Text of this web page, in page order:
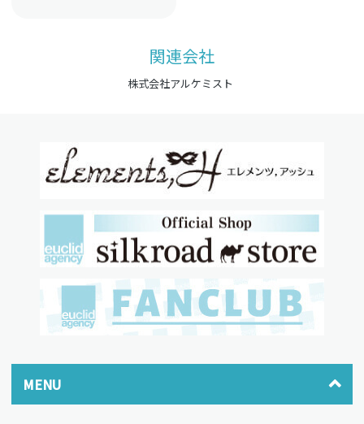
関連会社
株式会社アルケミスト
MENU